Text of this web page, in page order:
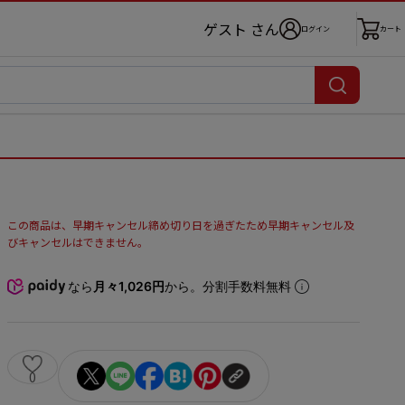
ゲスト さん ログイン カート
この商品は、早期キャンセル締め切り日を過ぎたため早期キャンセル及
びキャンセルはできません。
なら 月々1,026円から。分割手数料無料
0